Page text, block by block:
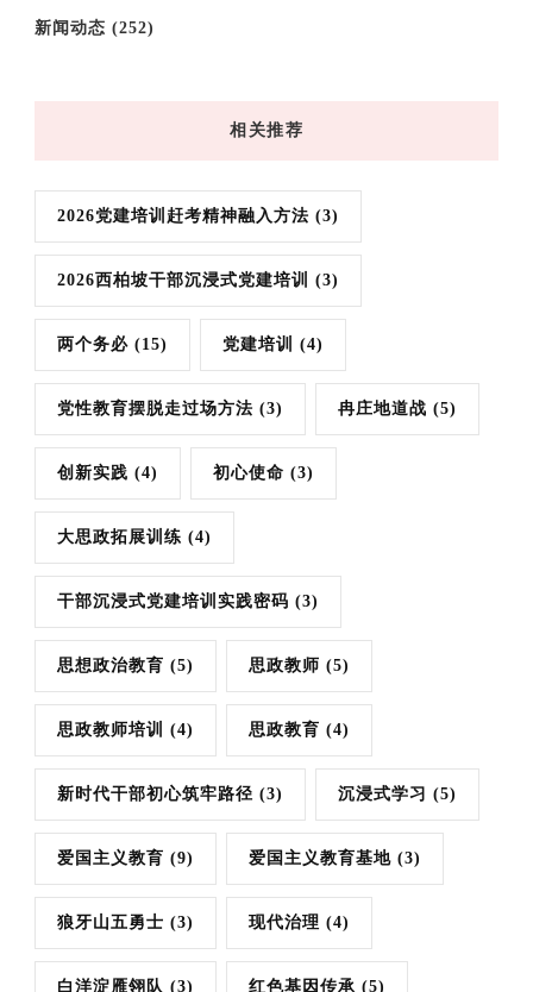
新闻动态 (252)
相关推荐
2026党建培训赶考精神融入方法 (3)
2026西柏坡干部沉浸式党建培训 (3)
两个务必 (15) 党建培训 (4)
党性教育摆脱走过场方法 (3) 冉庄地道战 (5)
创新实践 (4) 初心使命 (3)
大思政拓展训练 (4)
干部沉浸式党建培训实践密码 (3)
思想政治教育 (5) 思政教师 (5)
思政教师培训 (4) 思政教育 (4)
新时代干部初心筑牢路径 (3) 沉浸式学习 (5)
爱国主义教育 (9) 爱国主义教育基地 (3)
狼牙山五勇士 (3) 现代治理 (4)
白洋淀雁翎队 (3) 红色基因传承 (5)